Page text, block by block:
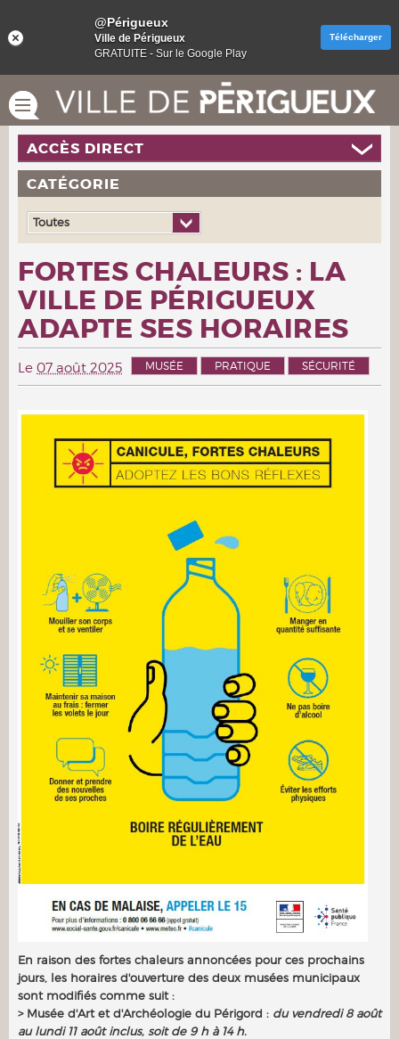
FORTES CHALEURS : LA
VILLE DE PÉRIGUEUX
ADAPTE SES HORAIRES
Le 07 août 2025 MUSÉE PRATIQUE SÉCURITÉ
En raison des fortes chaleurs annoncées pour ces prochains
jours, les horaires d'ouverture des deux musées municipaux
sont modifiés comme suit :
> Musée d'Art et d'Archéologie du Périgord : du vendredi 8 août
au lundi 11 août inclus, soit de 9 h à 14 h.
ACCÈS DIRECT
CATÉGORIE
Toutes
@Périgueux
Ville de Périgueux
GRATUITE - Sur le Google Play
Télécharger